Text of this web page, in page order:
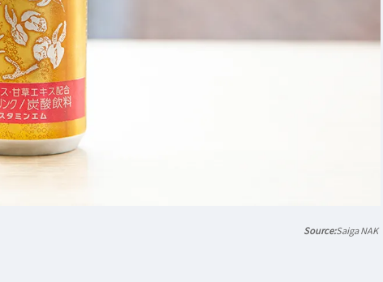
Saiga NAK